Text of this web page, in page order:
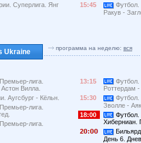
Суперлига. Янг
15:45
Футбол.
Ракув -
Ukraine программа на неделю: вся
лига.
Вилла.
Аугсбург - Кёльн.
лига.
лига.
13:15
Футбол.
Роттердам
15:30
Зволле -
18:00
Футбол.
Хиберниан.
2
:
День 6.